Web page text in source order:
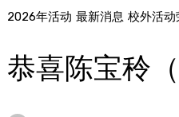
2026年活动 最新消息 校外活动
恭喜陈宝秢（